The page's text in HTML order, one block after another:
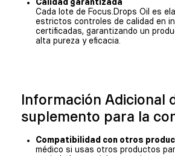
Calidad garantizada
Cada lote de Focus.Drops Oil es
estrictos controles de calidad en
certificadas, garantizando un
alta pureza y eficacia.
Información Adicional
suplemento para la
Compatibilidad con otros
médico si usas otros productos